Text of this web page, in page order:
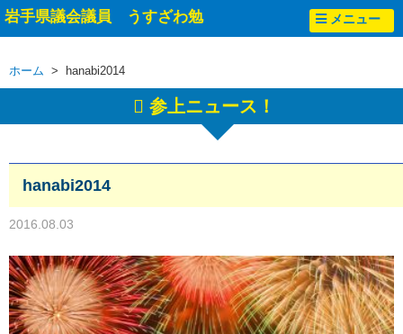
岩手県議会議員 うすざわ勉 メニュー
ホーム > hanabi2014
参上ニュース！
hanabi2014
2016.08.03